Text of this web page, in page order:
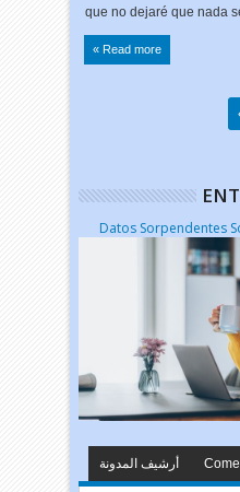
que no dejaré que nada
Read more »
أرشيف المدونة